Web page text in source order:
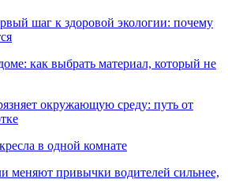
шаг к здоровой экологии: почему
как выбрать материал, который не
окружающую среду: путь от
в одной комнате
меняют привычки водителей сильнее,